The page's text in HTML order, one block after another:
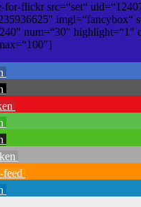
for-flickr src=“set“
imgl=“fancybox“
num=“30″ highlight=“1″
feed